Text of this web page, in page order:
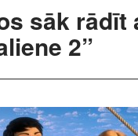
sāk rādīt
2”